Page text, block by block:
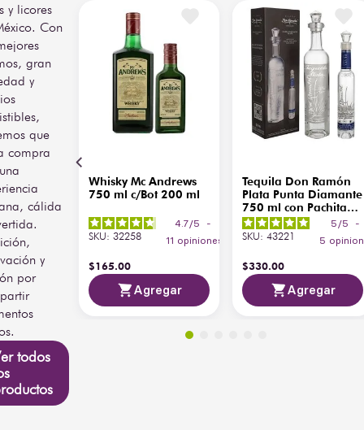
y licores
Con
gran
y
que
compra
cálida
y
por
todos
Whisky Mc Andrews
750 ml c/Bot 200 ml
4.7/5
-
11 opiniones
SKU: 32258
$165.00
Agregar
Tequila Don Ramón
Plata Punta Diamante
750 ml con Pachita
200 ml
5/5
-
5
SKU: 43221
$330.00
Agregar